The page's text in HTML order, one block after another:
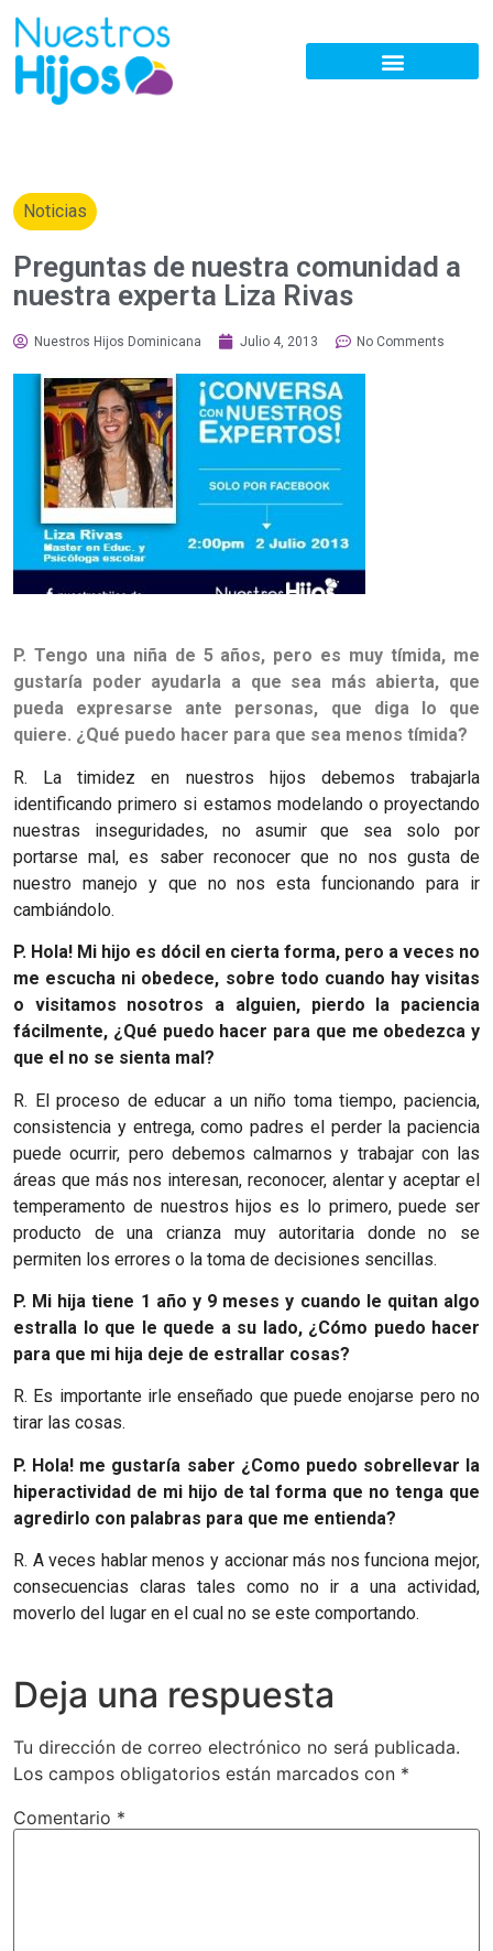
Noticias
Preguntas de nuestra comunidad a
nuestra experta Liza Rivas
Nuestros Hijos Dominicana Julio 4, 2013 No Comments
P. Tengo una niña de 5 años, pero es muy tímida, me
gustaría poder ayudarla a que sea más abierta, que
pueda expresarse ante personas, que diga lo que
quiere. ¿Qué puedo hacer para que sea menos tímida?
R. La timidez en nuestros hijos debemos trabajarla
identificando primero si estamos modelando o proyectando
nuestras inseguridades, no asumir que sea solo por
portarse mal,es saber reconocer que no nos gusta de
nuestro manejo y que no nos esta funcionando para ir
cambiándolo.
P. Hola! Mi hijo es dócil en cierta forma, pero a veces no
me escucha ni obedece, sobre todo cuando hay visitas
o visitamos nosotros a alguien, pierdo la paciencia
fácilmente, ¿Qué puedo hacer para que me obedezca y
que el no se sienta mal?
R. El proceso de educar a un niño toma tiempo, paciencia,
consistencia y entrega, como padres el perder la paciencia
puede ocurrir, pero debemos calmarnos y trabajar con las
áreas que más nos interesan, reconocer, alentar y aceptar el
temperamento de nuestros hijos es lo primero,puede ser
producto de una crianza muy autoritaria donde no se
permiten los errores o la toma de decisiones sencillas.
P. Mi hija tiene 1 año y 9 meses y cuando le quitan algo
estralla lo que le quede a su lado, ¿Cómo puedo hacer
para que mi hija deje de estrallar cosas?
R. Es importante irle enseñado que puede enojarse pero no
tirar las cosas.
P. Hola! me gustaría saber ¿Como puedo sobrellevar la
hiperactividad de mi hijo de tal forma que no tenga que
agredirlo con palabras para que me entienda?
R. A veces hablar menos y accionar más nos funciona mejor,
consecuencias claras tales como no ir a una actividad,
moverlo del lugar en el cual no se este comportando.
Deja una respuesta
Tu dirección de correo electrónico no será publicada.
Los campos obligatorios están marcados con *
Comentario *